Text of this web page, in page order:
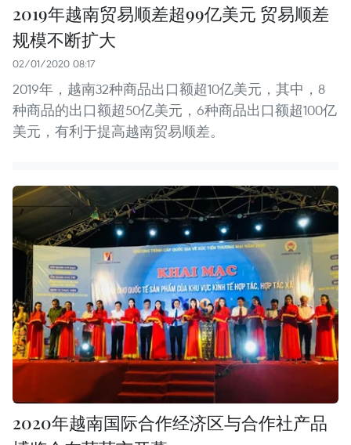
2019年越南贸易顺差超99亿美元 贸易顺差
规模不断扩大
02/01/2020 08:17
2019年，越南32种商品出口额超10亿美元，其中，8
种商品的出口额超50亿美元，6种商品出口额超100亿
美元，有利于提高越南贸易顺差。
2020年越南国际合作经济区与合作社产品